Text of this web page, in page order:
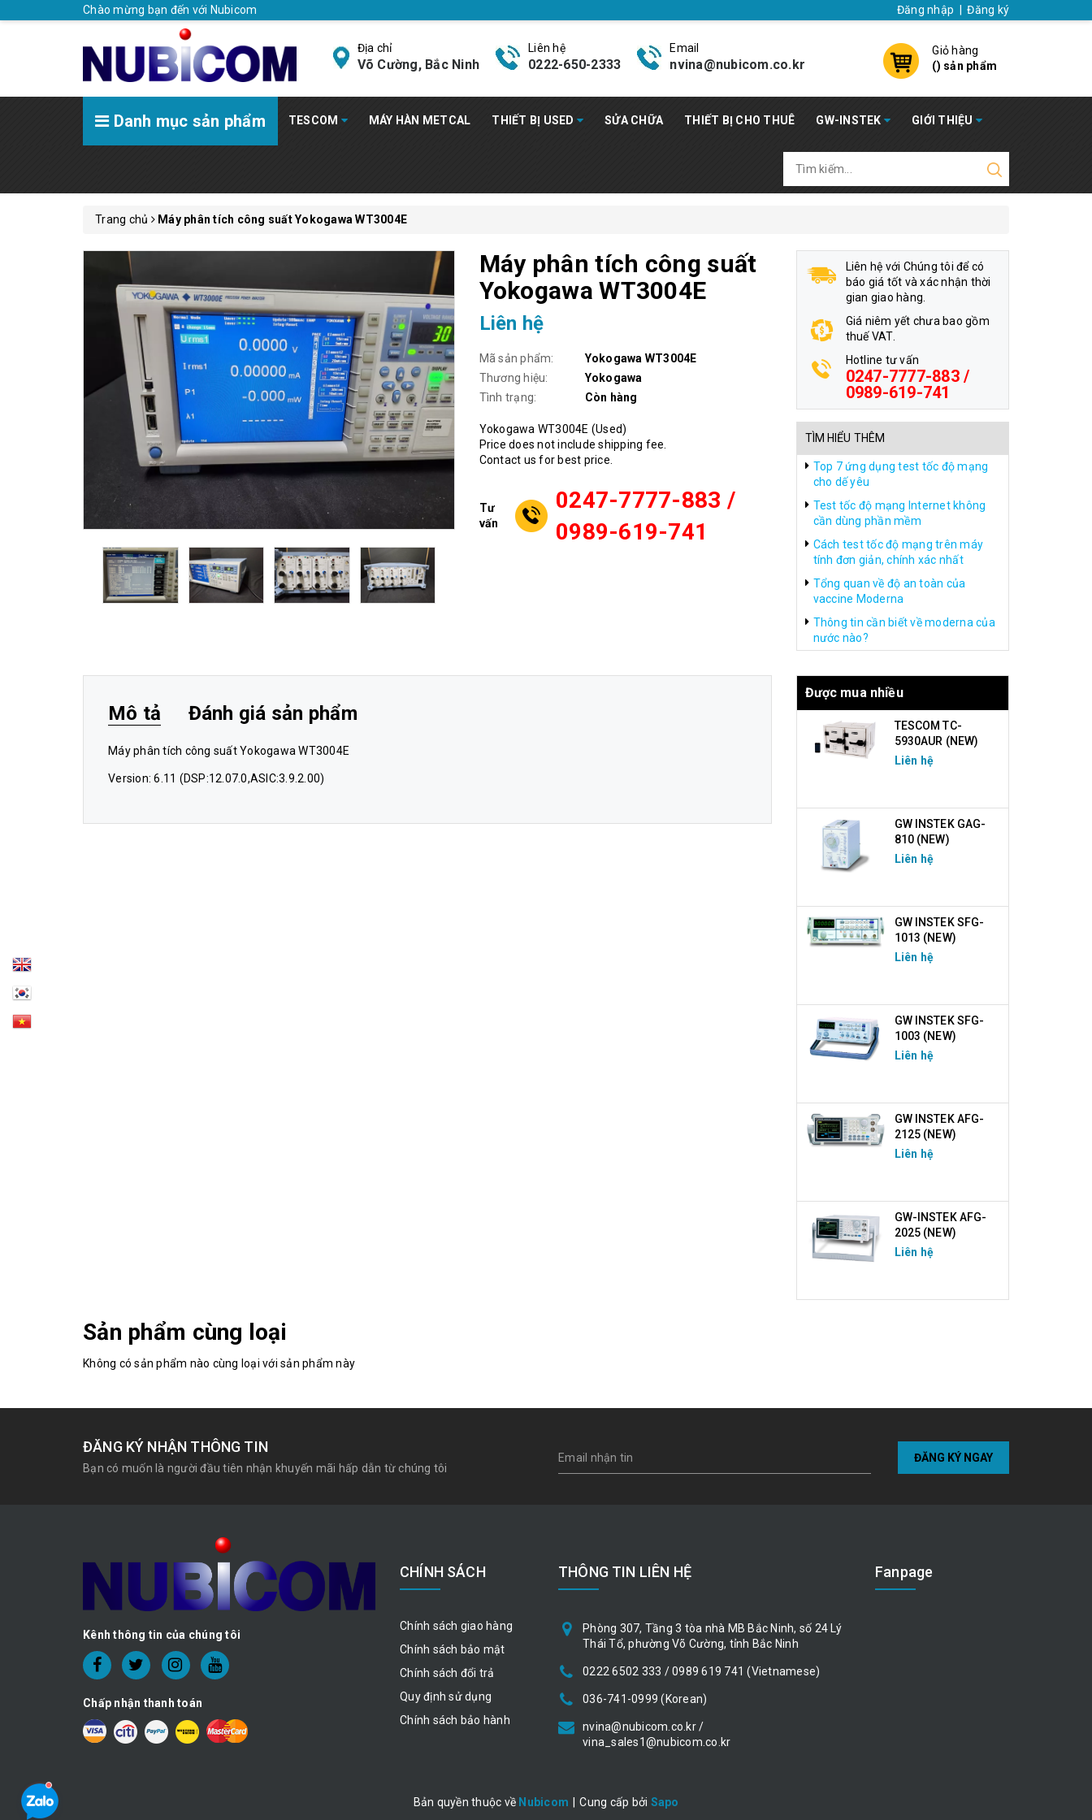
Chào mừng bạn đến với Nubicom Đăng nhập Đăng ký
Địa chỉ
Võ Cường, Bắc Ninh
Liên hệ
0222-650-2333
Email
nvina@nubicom.co.kr
Giỏ hàng
() sản phẩm
Danh mục sản phẩm TESCOM MÁY HÀN METCAL THIẾT BỊ USED SỬA CHỮA THIẾT BỊ CHO THUÊ GW-INSTEK GIỚI THIỆU
Trang chủ Máy phân tích công suất Yokogawa WT3004E
Máy phân tích công suất
Yokogawa WT3004E
Liên hệ
Mã sản phẩm:
Yokogawa WT3004E
Thương hiệu:
Yokogawa
Tình trạng:
Còn hàng
Yokogawa WT3004E (Used)
Price does not include shipping fee.
Contact us for best price.
Tư
vấn
0247-7777-883 /
0989-619-741
Liên hệ với Chúng tôi để có
báo giá tốt và xác nhận thời
gian giao hàng.
Giá niêm yết chưa bao gồm
thuế VAT.
Hotline tư vấn
0247-7777-883 /
0989-619-741
TÌM HIỂU THÊM
Top 7 ứng dụng test tốc độ mạng
cho dế yêu
Test tốc độ mạng Internet không
cần dùng phần mềm
Cách test tốc độ mạng trên máy
tính đơn giản, chính xác nhất
Tổng quan về độ an toàn của
vaccine Moderna
Thông tin cần biết về moderna của
nước nào?
Mô tả Đánh giá sản phẩm
Máy phân tích công suất Yokogawa WT3004E
Version: 6.11 (DSP:12.07.0,ASIC:3.9.2.00)
Được mua nhiều
TESCOM TC-
5930AUR (NEW)
Liên hệ
GW INSTEK GAG-
810 (NEW)
Liên hệ
GW INSTEK SFG-
1013 (NEW)
Liên hệ
GW INSTEK SFG-
1003 (NEW)
Liên hệ
GW INSTEK AFG-
2125 (NEW)
Liên hệ
GW-INSTEK AFG-
2025 (NEW)
Liên hệ
Sản phẩm cùng loại
Không có sản phẩm nào cùng loại với sản phẩm này
ĐĂNG KÝ NHẬN THÔNG TIN
Bạn có muốn là người đầu tiên nhận khuyến mãi hấp dẫn từ chúng tôi
ĐĂNG KÝ NGAY
Kênh thông tin của chúng tôi
Chấp nhận thanh toán
CHÍNH SÁCH
Chính sách giao hàng
Chính sách bảo mật
Chính sách đổi trả
Quy định sử dụng
Chính sách bảo hành
THÔNG TIN LIÊN HỆ
Phòng 307, Tầng 3 tòa nhà MB Bắc Ninh, số 24 Lý
Thái Tổ, phường Võ Cường, tỉnh Bắc Ninh
0222 6502 333 / 0989 619 741 (Vietnamese)
036-741-0999 (Korean)
nvina@nubicom.co.kr /
vina_sales1@nubicom.co.kr
Fanpage
Bản quyền thuộc về Nubicom Cung cấp bởi Sapo